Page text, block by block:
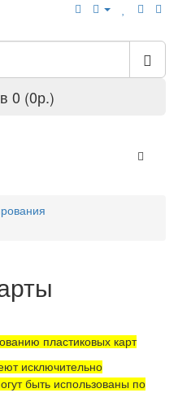
0 (0р.)
пластиковых карт
исключительно
быть использованы по